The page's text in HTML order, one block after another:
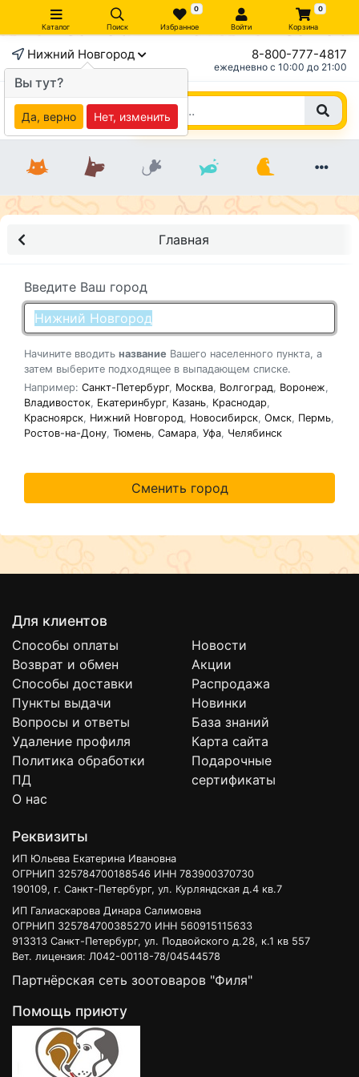
Каталог Поиск
0
Избранное Войти
0
Корзина
Нижний Новгород 8-800-777-4817
ежедневно c 10:00 до 21:00
Главная
Введите Ваш город
Начините вводить название Вашего населенного пункта, а
затем выберите подходящее в выпадающем списке.
Например: Санкт-Петербург, Москва, Волгоград, Воронеж,
Владивосток, Екатеринбург, Казань, Краснодар,
Красноярск, Нижний Новгород, Новосибирск, Омск, Пермь,
Ростов-на-Дону, Тюмень, Самара, Уфа, Челябинск
Для клиентов
Способы оплаты
Возврат и обмен
Способы доставки
Пункты выдачи
Вопросы и ответы
Удаление профиля
Политика обработки
ПД
О нас
Новости
Акции
Распродажа
Новинки
База знаний
Карта сайта
Подарочные
сертификаты
Реквизиты
ИП Юльева Екатерина Ивановна
ОГРНИП 325784700188546 ИНН 783900370730
190109, г. Санкт-Петербург, ул. Курляндская д.4 кв.7
ИП Галиаскарова Динара Салимовна
ОГРНИП 325784700385270 ИНН 560915115633
913313 Санкт-Петербург, ул. Подвойского д.28, к.1 кв 557
Вет. лицензия: Л042-00118-78/04544578
Партнёрская сеть зоотоваров "Филя"
Помощь приюту
Вы тут?
Да, верно Нет, изменить